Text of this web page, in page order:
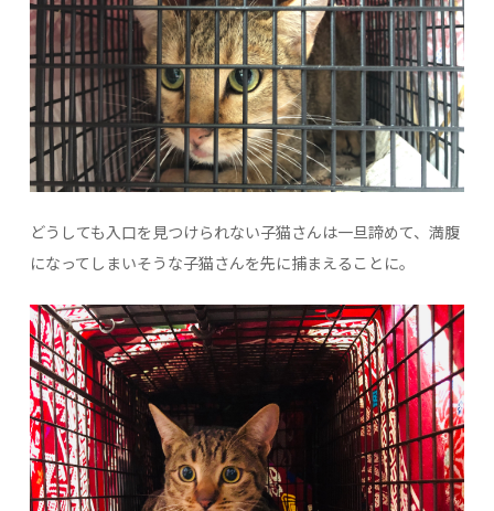
どうしても入口を見つけられない子猫さんは一旦諦めて、満腹
になってしまいそうな子猫さんを先に捕まえることに。